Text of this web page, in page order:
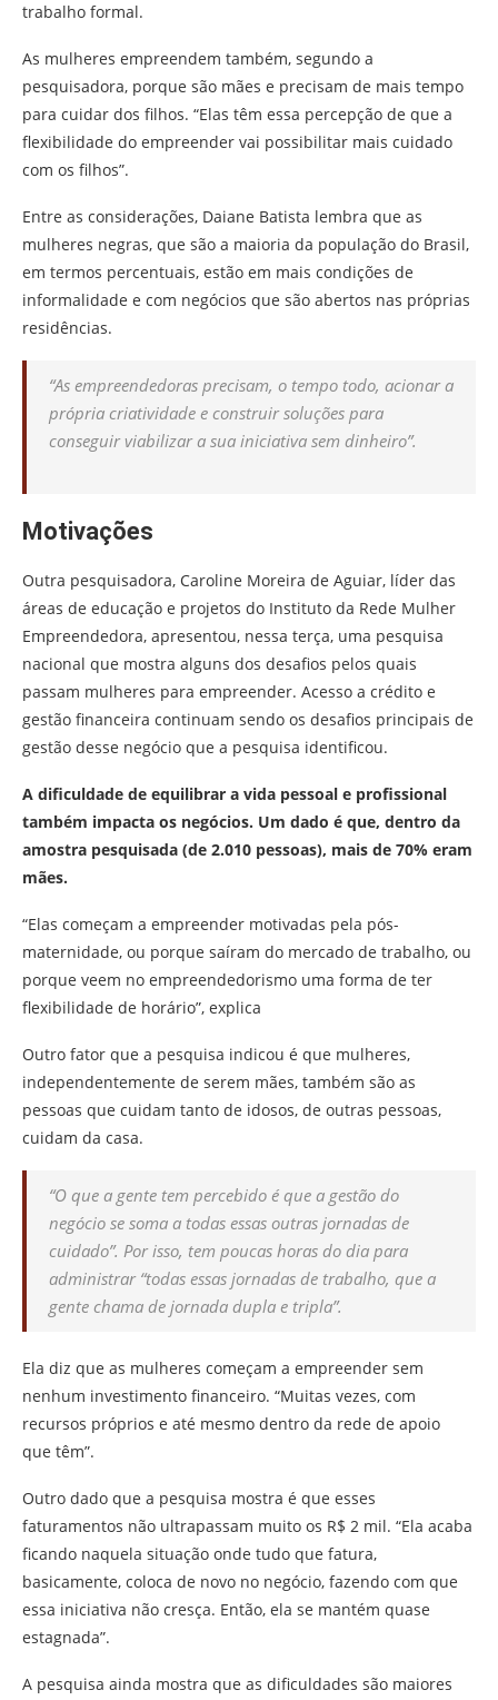
trabalho formal.
As mulheres empreendem também, segundo a
pesquisadora, porque são mães e precisam de mais tempo
para cuidar dos filhos. “Elas têm essa percepção de que a
flexibilidade do empreender vai possibilitar mais cuidado
com os filhos”.
Entre as considerações, Daiane Batista lembra que as
mulheres negras, que são a maioria da população do Brasil,
em termos percentuais, estão em mais condições de
informalidade e com negócios que são abertos nas próprias
residências.
“As empreendedoras precisam, o tempo todo, acionar a
própria criatividade e construir soluções para
conseguir viabilizar a sua iniciativa sem dinheiro”.
Motivações
Outra pesquisadora, Caroline Moreira de Aguiar, líder das
áreas de educação e projetos do Instituto da Rede Mulher
Empreendedora, apresentou, nessa terça, uma pesquisa
nacional que mostra alguns dos desafios pelos quais
passam mulheres para empreender. Acesso a crédito e
gestão financeira continuam sendo os desafios principais de
gestão desse negócio que a pesquisa identificou.
A dificuldade de equilibrar a vida pessoal e profissional
também impacta os negócios. Um dado é que, dentro da
amostra pesquisada (de 2.010 pessoas), mais de 70% eram
mães.
“Elas começam a empreender motivadas pela pós-
maternidade, ou porque saíram do mercado de trabalho, ou
porque veem no empreendedorismo uma forma de ter
flexibilidade de horário”, explica
Outro fator que a pesquisa indicou é que mulheres,
independentemente de serem mães, também são as
pessoas que cuidam tanto de idosos, de outras pessoas,
cuidam da casa.
“O que a gente tem percebido é que a gestão do
negócio se soma a todas essas outras jornadas de
cuidado”. Por isso, tem poucas horas do dia para
administrar “todas essas jornadas de trabalho, que a
gente chama de jornada dupla e tripla”.
Ela diz que as mulheres começam a empreender sem
nenhum investimento financeiro. “Muitas vezes, com
recursos próprios e até mesmo dentro da rede de apoio
que têm”.
Outro dado que a pesquisa mostra é que esses
faturamentos não ultrapassam muito os R$ 2 mil. “Ela acaba
ficando naquela situação onde tudo que fatura,
basicamente, coloca de novo no negócio, fazendo com que
essa iniciativa não cresça. Então, ela se mantém quase
estagnada”.
A pesquisa ainda mostra que as dificuldades são maiores